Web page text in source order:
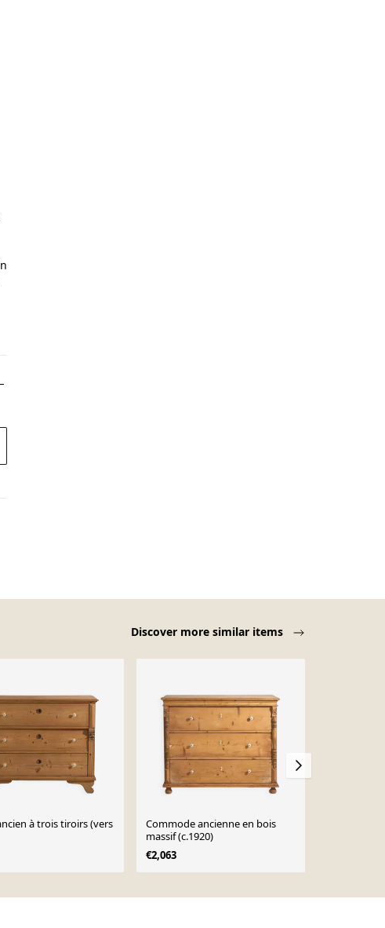
Discover more similar items
à trois tiroirs (vers
Commode ancienne en bois
massif (c.1920)
€2,063